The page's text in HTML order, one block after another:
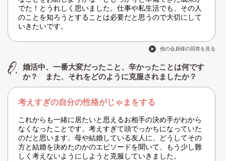
でた！とうれしく思いました。仕事や私生活でも、その人
のことを知ろうとすることは必要だと思うので大切にして
いきたいです。
他の会員様の回答を見る
婚活中、一番大変だったこと、辛かったことは何です
か？ また、それをどのように克服されましたか？
考えすぎの自分の性格がじゃまをする
これからも一緒に居たいと思えるお相手の決め手がわから
なくなったことです。考えすぎて頭でっかちになっていた
のだと思います。母や結婚している友人に、どうしてその
方と結婚を決めたのかのエピソードを聞いて、もう少し難
しく考えないようにしようと克服していきました。